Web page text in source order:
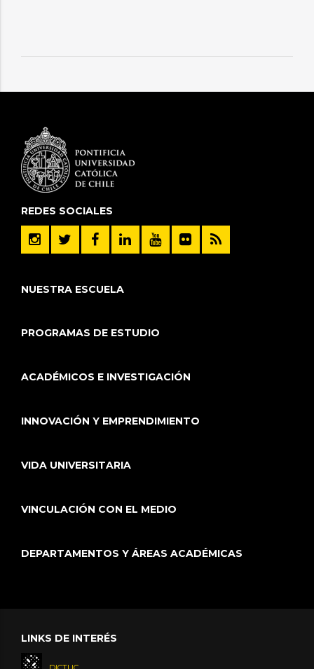
REDES SOCIALES
NUESTRA ESCUELA
PROGRAMAS DE ESTUDIO
ACADÉMICOS E INVESTIGACIÓN
INNOVACIÓN Y EMPRENDIMIENTO
VIDA UNIVERSITARIA
VINCULACIÓN CON EL MEDIO
DEPARTAMENTOS Y ÁREAS ACADÉMICAS
LINKS DE INTERÉS